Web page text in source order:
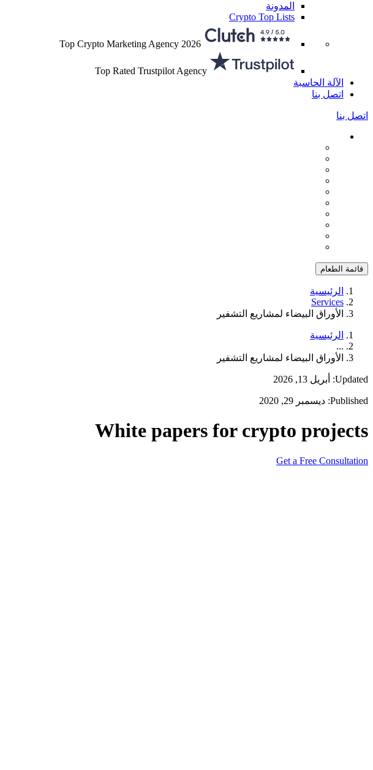
المدونة
Crypto Top Lists
Top Crypto Marketing Agency 2026
Top Rated Trustpilot Agency
الآلة الحاسبة
اتصل بنا
اتصل بنا
قائمة الطعام
الرئيسية
Services
الأوراق البيضاء لمشاريع التشفير
الرئيسية
...
الأوراق البيضاء لمشاريع التشفير
Updated: أبريل 13, 2026
Published: ديسمبر 29, 2020
White papers for crypto projects
Get a Free Consultation